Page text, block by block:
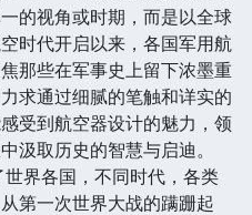
的视角或时期，而是以全球
时代开启以来，各国军用航
那些在军事史上留下浓墨重
求通过细腻的笔触和详实的
受到航空器设计的魅力，领
汲取历史的智慧与启迪。
界各国，不同时代，各类
第一次世界大战的蹒跚起